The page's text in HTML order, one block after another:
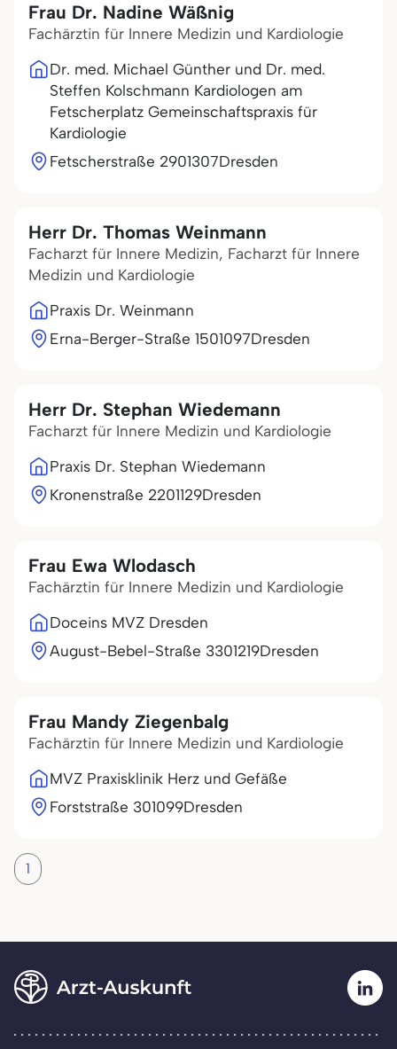
Frau Dr. Nadine Wäßnig
Fachärztin für Innere Medizin und Kardiologie
Dr. med. Michael Günther und Dr. med.
Steffen Kolschmann Kardiologen am
Fetscherplatz Gemeinschaftspraxis für
Kardiologie
Fetscherstraße 2901307Dresden
Herr Dr. Thomas Weinmann
Facharzt für Innere Medizin, Facharzt für Innere
Medizin und Kardiologie
Praxis Dr. Weinmann
Erna-Berger-Straße 1501097Dresden
Herr Dr. Stephan Wiedemann
Facharzt für Innere Medizin und Kardiologie
Praxis Dr. Stephan Wiedemann
Kronenstraße 2201129Dresden
Frau Ewa Wlodasch
Fachärztin für Innere Medizin und Kardiologie
Doceins MVZ Dresden
August-Bebel-Straße 3301219Dresden
Frau Mandy Ziegenbalg
Fachärztin für Innere Medizin und Kardiologie
MVZ Praxisklinik Herz und Gefäße
Forststraße 301099Dresden
1